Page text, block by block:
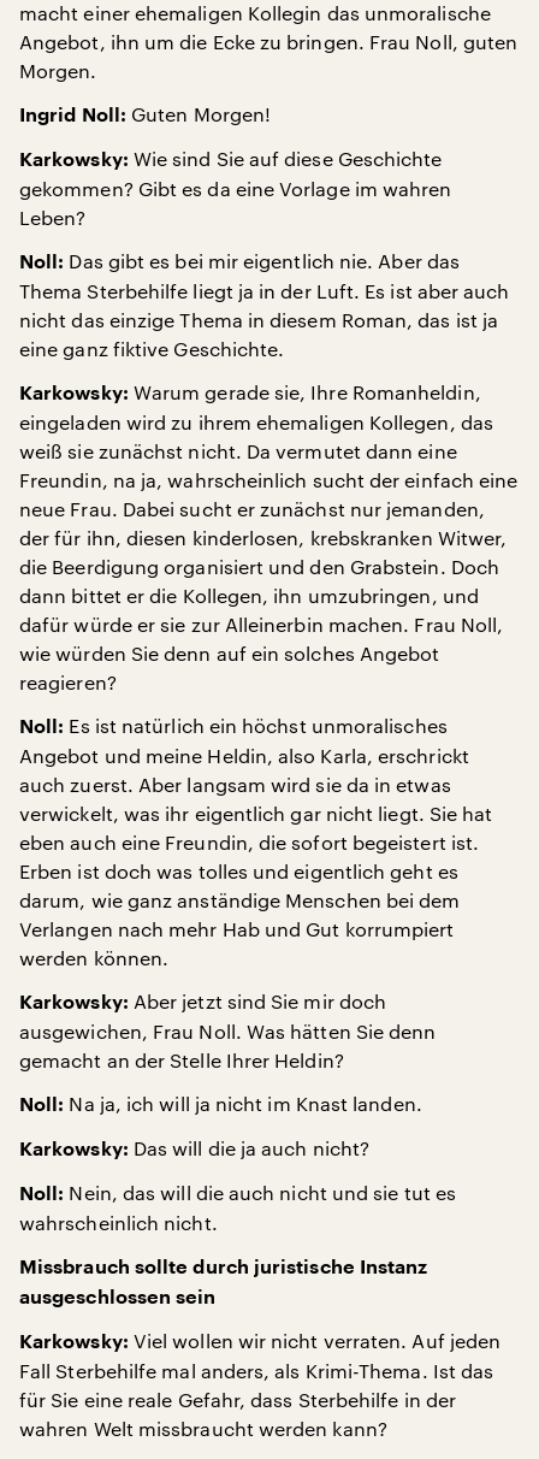
macht einer ehemaligen Kollegin das unmoralische
Angebot, ihn um die Ecke zu bringen. Frau Noll, guten
Morgen.
Ingrid Noll: Guten Morgen!
Karkowsky: Wie sind Sie auf diese Geschichte
gekommen? Gibt es da eine Vorlage im wahren
Leben?
Noll: Das gibt es bei mir eigentlich nie. Aber das
Thema Sterbehilfe liegt ja in der Luft. Es ist aber auch
nicht das einzige Thema in diesem Roman, das ist ja
eine ganz fiktive Geschichte.
Karkowsky: Warum gerade sie, Ihre Romanheldin,
eingeladen wird zu ihrem ehemaligen Kollegen, das
weiß sie zunächst nicht. Da vermutet dann eine
Freundin, na ja, wahrscheinlich sucht der einfach eine
neue Frau. Dabei sucht er zunächst nur jemanden,
der für ihn, diesen kinderlosen, krebskranken Witwer,
die Beerdigung organisiert und den Grabstein. Doch
dann bittet er die Kollegen, ihn umzubringen, und
dafür würde er sie zur Alleinerbin machen. Frau Noll,
wie würden Sie denn auf ein solches Angebot
reagieren?
Noll: Es ist natürlich ein höchst unmoralisches
Angebot und meine Heldin, also Karla, erschrickt
auch zuerst. Aber langsam wird sie da in etwas
verwickelt, was ihr eigentlich gar nicht liegt. Sie hat
eben auch eine Freundin, die sofort begeistert ist.
Erben ist doch was tolles und eigentlich geht es
darum, wie ganz anständige Menschen bei dem
Verlangen nach mehr Hab und Gut korrumpiert
werden können.
Karkowsky: Aber jetzt sind Sie mir doch
ausgewichen, Frau Noll. Was hätten Sie denn
gemacht an der Stelle Ihrer Heldin?
Noll: Na ja, ich will ja nicht im Knast landen.
Karkowsky: Das will die ja auch nicht?
Noll: Nein, das will die auch nicht und sie tut es
wahrscheinlich nicht.
Missbrauch sollte durch juristische Instanz
ausgeschlossen sein
Karkowsky: Viel wollen wir nicht verraten. Auf jeden
Fall Sterbehilfe mal anders, als Krimi-Thema. Ist das
für Sie eine reale Gefahr, dass Sterbehilfe in der
wahren Welt missbraucht werden kann?